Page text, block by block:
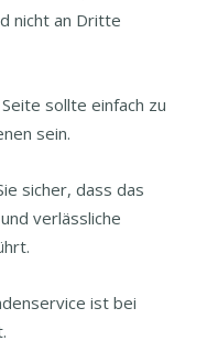
nicht an Dritte
sollte einfach zu
sein.
sicher, dass das
verlässliche
ist bei